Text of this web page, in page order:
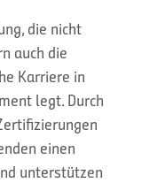
die nicht
auch die
Karriere in
legt. Durch
einen
unterstützen